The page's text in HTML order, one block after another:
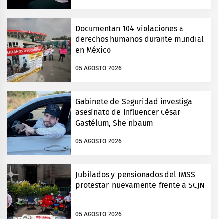
Documentan 104 violaciones a
derechos humanos durante mundial
en México
05 AGOSTO 2026
Gabinete de Seguridad investiga
asesinato de influencer César
Gastélum, Sheinbaum
05 AGOSTO 2026
Jubilados y pensionados del IMSS
protestan nuevamente frente a SCJN
05 AGOSTO 2026